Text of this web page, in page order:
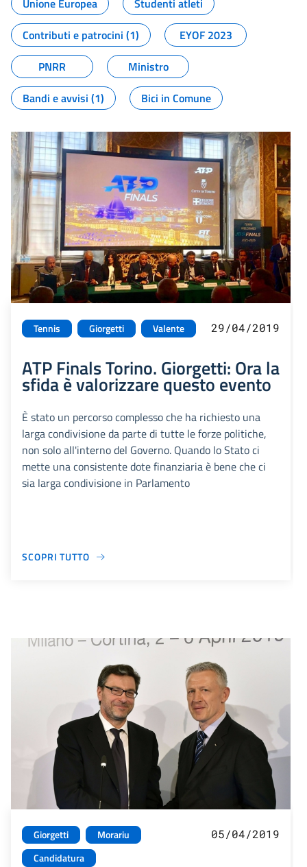
Unione Europea
Studenti atleti
Contributi e patrocini (1)
EYOF 2023
PNRR
Ministro
Bandi e avvisi (1)
Bici in Comune
Tennis Giorgetti Valente 29/04/2019
ATP Finals Torino. Giorgetti: Ora la
sfida è valorizzare questo evento
È stato un percorso complesso che ha richiesto una
larga condivisione da parte di tutte le forze politiche,
non solo all'interno del Governo. Quando lo Stato ci
mette una consistente dote finanziaria è bene che ci
sia larga condivisione in Parlamento
SCOPRI TUTTO
Giorgetti
Morariu
Candidatura
05/04/2019